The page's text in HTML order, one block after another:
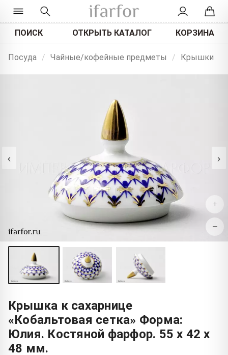
ПОИСК ОТКРЫТЬ КАТАЛОГ КОРЗИНА
Посуда / Чайные/кофейные предметы / Крышки
‹ ›
+
−
Крышка к сахарнице
«Кобальтовая сетка» Форма:
Юлия. Костяной фарфор. 55 x 42 x
48 мм.